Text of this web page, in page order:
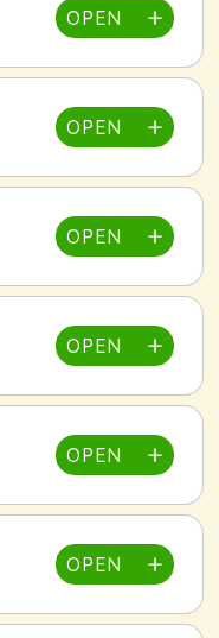
新所沢西口店
渋谷店 新橋店
豊岡店